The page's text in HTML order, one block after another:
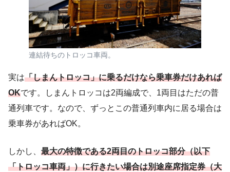
連結待ちのトロッコ車両。
実は「しまんトロッコ」に乗るだけなら乗車券だけあれば
OKです。しまんトロッコは2両編成で、1両目はただの普
通列車です。なので、ずっとこの普通列車内に居る場合は
乗車券があればOK。
しかし、 最大の特徴である2両目のトロッコ部分（以下
「トロッコ車両」）に行きたい場合は別途座席指定券（大